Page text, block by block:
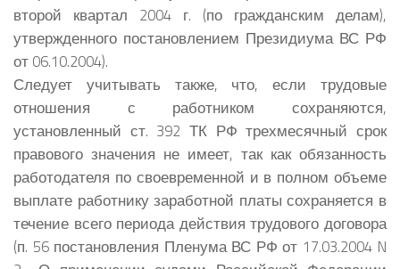
второй квартал 2004 г. (по гражданским делам),
утвержденного постановлением Президиума ВС РФ
от 06.10.2004).
Следует учитывать также, что, если трудовые
отношения с работником сохраняются,
установленный ст. 392 ТК РФ трехмесячный срок
правового значения не имеет, так как обязанность
работодателя по своевременной и в полном объеме
выплате работнику заработной платы сохраняется в
течение всего периода действия трудового договора
(п. 56 постановления Пленума ВС РФ от 17.03.2004 N